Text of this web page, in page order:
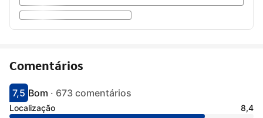
Comentários
Pontuado com 7.5
7,5
Avaliado como bom
Bom · 673 comentários
Localização
8,4